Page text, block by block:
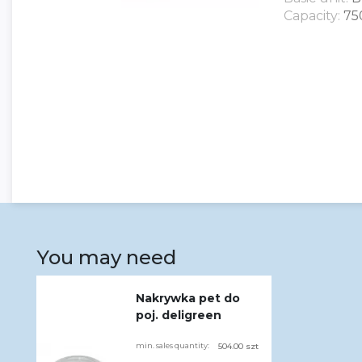
Capacity:
You may need
Nakrywka pet do
poj. deligreen
min. sales quantity: 504.00 szt